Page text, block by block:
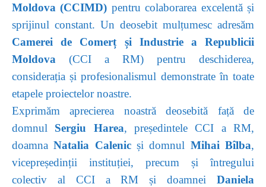
Moldova (CCIMD) pentru colaborarea excelentă și
sprijinul constant. Un deosebit mulțumesc adresăm
Camerei de Comerț și Industrie a Republicii
Moldova (CCI a RM) pentru deschiderea,
considerația și profesionalismul demonstrate în toate
etapele proiectelor noastre.
Exprimăm aprecierea noastră deosebită față de
domnul Sergiu Harea, președintele CCI a RM,
doamnaNatalia Calenicși domnul Mihai Bîlba,
vicepreședinții instituției, precum și întregului
colectiv al CCI a RM și doamnei Daniela